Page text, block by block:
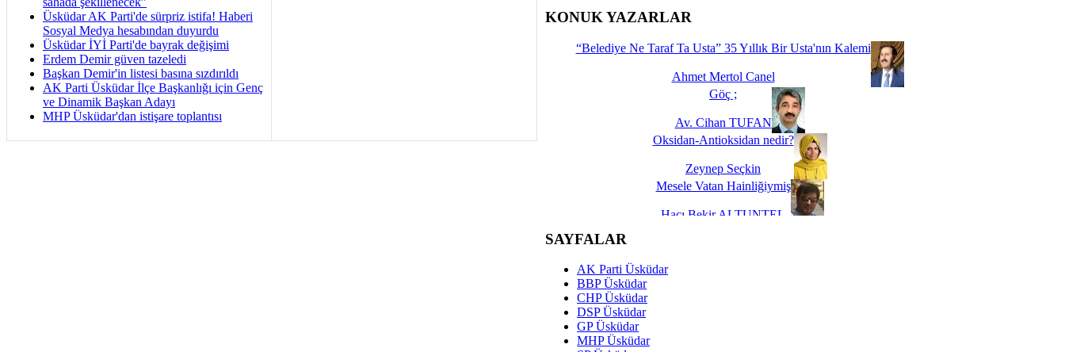
Üsküdar AK Parti'de sürpriz istifa! Haberi
Sosyal Medya hesabından duyurdu
Üsküdar İYİ Parti'de bayrak değişimi
Erdem Demir güven tazeledi
Başkan Demir'in listesi basına sızdırıldı
AK Parti Üsküdar İlçe Başkanlığı için Genç
ve Dinamik Başkan Adayı
MHP Üsküdar'dan istişare toplantısı
İşte Biz buyuz...
KONUK YAZARLAR
“Belediye Ne Taraf Ta Usta” 35 Yıllık Bir Usta'nın Kalemi
Ahmet Mertol Canel
Göç ;
Av. Cihan TUFAN
Oksidan-Antioksidan nedir?
Zeynep Seçkin
Mesele Vatan Hainliğiymiş
Hacı Bekir ALTUNTEL
Dünya Fani, Ama Kısa Bir Süre De Olsa Burdayız
Hukukun Adaleti Kalmadı Üstadım!
SAYFALAR
AK Parti Üsküdar
BBP Üsküdar
CHP Üsküdar
DSP Üsküdar
GP Üsküdar
MHP Üsküdar